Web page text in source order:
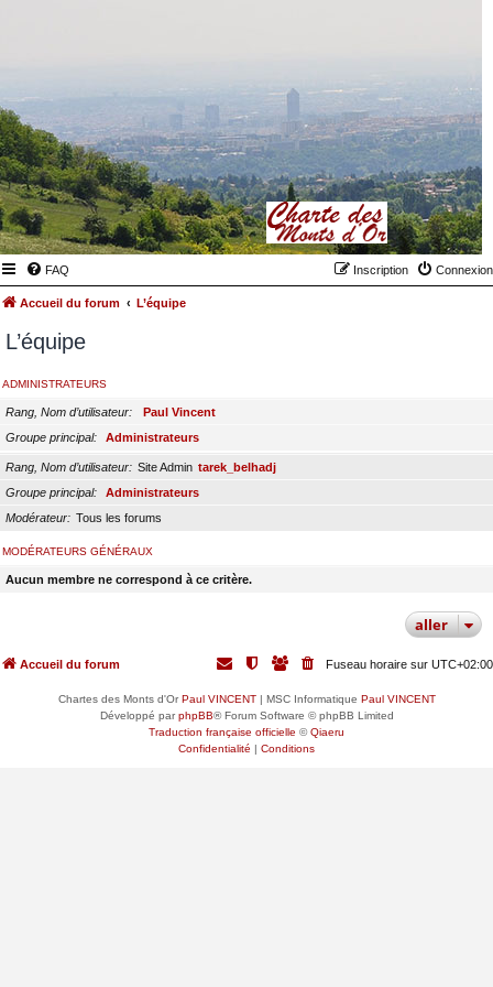
FAQ Connexion
Inscription
Accueil du forum L’équipe
L’équipe
ADMINISTRATEURS
Rang, Nom d’utilisateur
Paul Vincent
Groupe principal
Administrateurs
Rang, Nom d’utilisateur Site Admin tarek_belhadj
Groupe principal
Administrateurs
Modérateur
Tous les forums
MODÉRATEURS GÉNÉRAUX
Aucun membre ne correspond à ce critère.
aller
Accueil du forum Fuseau horaire sur UTC+02:00
Chartes des Monts d'OrPaul VINCENT| MSC Informatique Paul VINCENT
Développé parphpBB® Forum Software © phpBB Limited
Traduction française officielle ©Qiaeru
Confidentialité | Conditions